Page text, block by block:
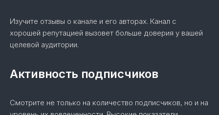
Изучите отзывы о канале и его авторах. Канал с
хорошей репутацией вызовет больше доверия у вашей
целевой аудитории.
Активность подписчиков
Смотрите не только на количество подписчиков, но и на